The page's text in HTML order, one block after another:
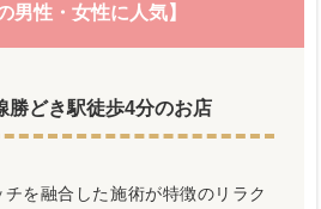
男性・女性に人気】
勝どき駅徒歩4分のお店
を融合した施術が特徴のリラク